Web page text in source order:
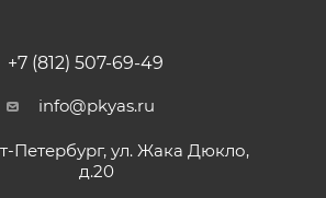
+7 (812) 507-69-49
info@pkyas.ru
Петербург, ул. Жака Дюкло,
д.20